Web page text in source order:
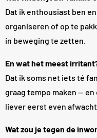
Dat ik enthousiast ben
organiseren of op te
in beweging te zetten.
En wat het meest
Dat ik soms net iets té
graag tempo maken —
liever eerst even
Wat zou je tegen de